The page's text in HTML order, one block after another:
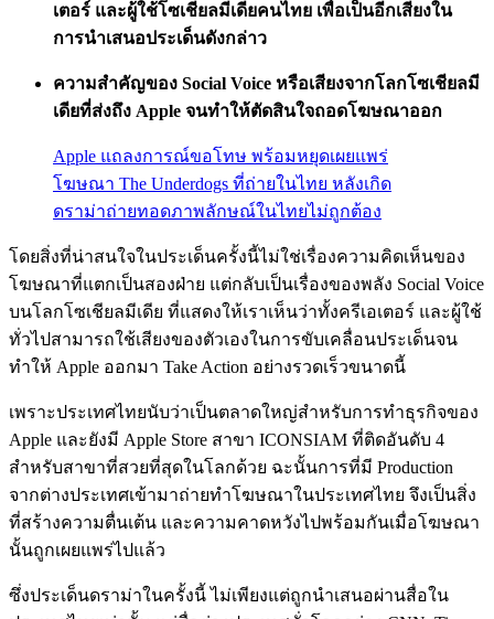
เตอร์ และผู้ใช้โซเชียลมีเดียคนไทย เพื่อเป็นอีกเสียงใน
การนำเสนอประเด็นดังกล่าว
ความสำคัญของ Social Voice หรือเสียงจากโลกโซเชียลมี
เดียที่ส่งถึง Apple จนทำให้ตัดสินใจถอดโฆษณาออก
Apple แถลงการณ์ขอโทษ พร้อมหยุดเผยแพร่
โฆษณา The Underdogs ที่ถ่ายในไทย หลังเกิด
ดราม่าถ่ายทอดภาพลักษณ์ในไทยไม่ถูกต้อง
โดยสิ่งที่น่าสนใจในประเด็นครั้งนี้ไม่ใช่เรื่องความคิดเห็นของ
โฆษณาที่แตกเป็นสองฝ่าย แต่กลับเป็นเรื่องของพลัง Social Voice
บนโลกโซเชียลมีเดีย ที่แสดงให้เราเห็นว่าทั้งครีเอเตอร์ และผู้ใช้
ทั่วไปสามารถใช้เสียงของตัวเองในการขับเคลื่อนประเด็นจน
ทำให้ Apple ออกมา Take Action อย่างรวดเร็วขนาดนี้
เพราะประเทศไทยนับว่าเป็นตลาดใหญ่สำหรับการทำธุรกิจของ
Apple และยังมี Apple Store สาขา ICONSIAM ที่ติดอันดับ 4
สำหรับสาขาที่สวยที่สุดในโลกด้วย ฉะนั้นการที่มี Production
จากต่างประเทศเข้ามาถ่ายทำโฆษณาในประเทศไทย จึงเป็นสิ่ง
ที่สร้างความตื่นเต้น และความคาดหวังไปพร้อมกันเมื่อโฆษณา
นั้นถูกเผยแพร่ไปแล้ว
ซึ่งประเด็นดราม่าในครั้งนี้ ไม่เพียงแต่ถูกนำเสนอผ่านสื่อใน